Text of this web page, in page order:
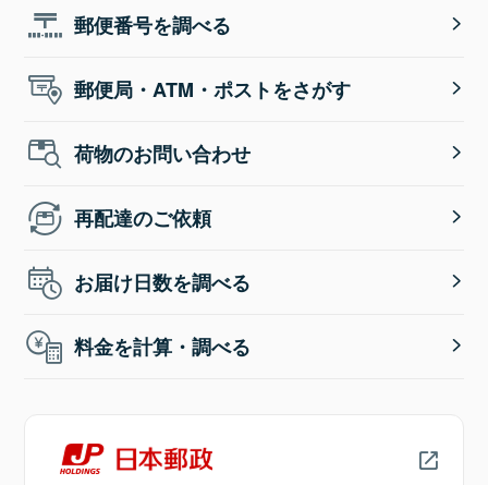
郵便番号を調べる
郵便局・ATM・ポストをさがす
荷物のお問い合わせ
再配達のご依頼
お届け日数を調べる
料金を計算・調べる